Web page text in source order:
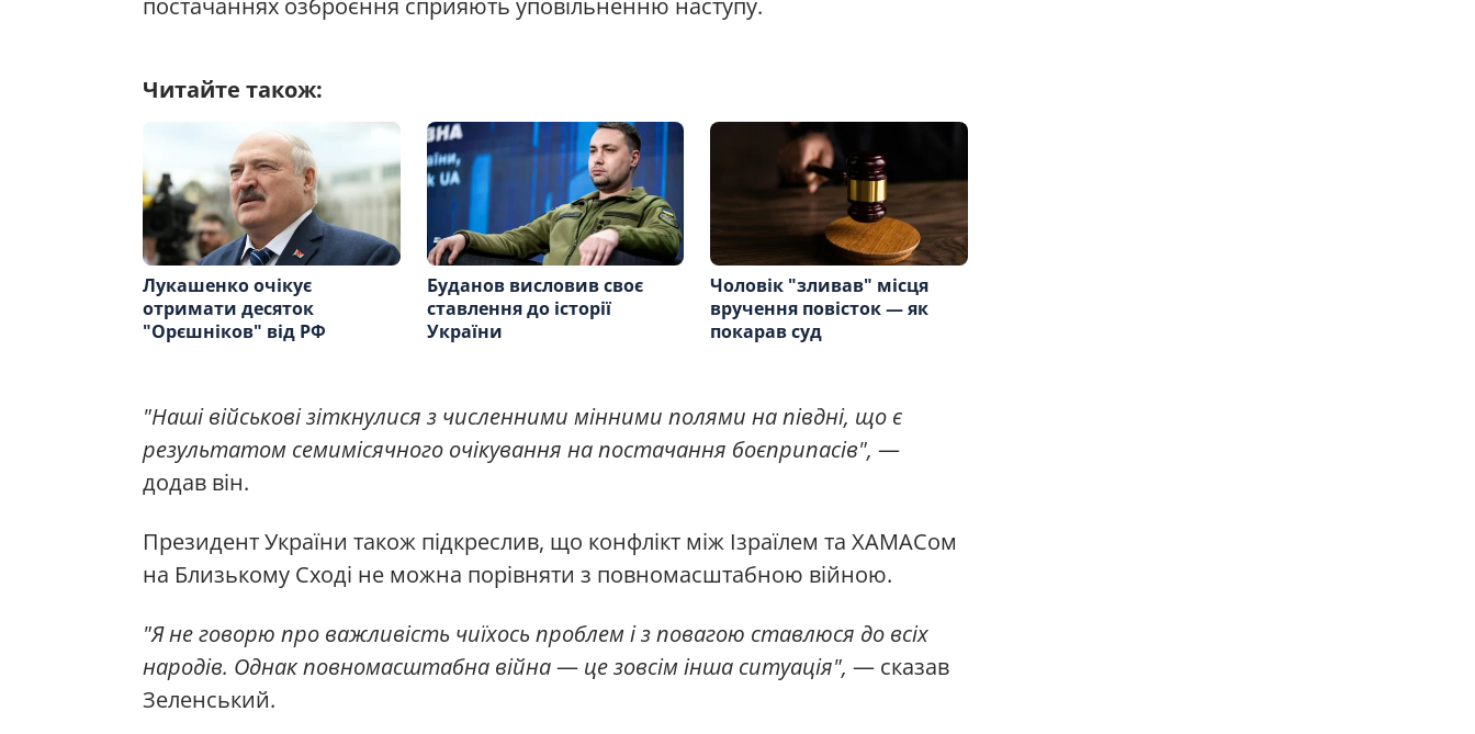
Читайте також:
Лукашенко очікує
отримати десяток
"Орєшніков" від РФ
Буданов висловив своє
ставлення до історії
України
Чоловік "зливав" місця
вручення повісток — як
покарав суд
"Наші військові зіткнулися з численними мінними полями на півдні, що є
результатом семимісячного очікування на постачання боєприпасів", —
додав він.
Президент України також підкреслив, що конфлікт між Ізраїлем та ХАМАСом
на Близькому Сході не можна порівняти з повномасштабною війною.
"Я не говорю про важливість чиїхось проблем і з повагою ставлюся до всіх
народів. Однак повномасштабна війна— це зовсім інша ситуація", — сказав
Зеленський.